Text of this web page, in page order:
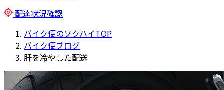
配達状況確認
バイク便のソクハイTOP
バイク便ブログ
肝を冷やした配送